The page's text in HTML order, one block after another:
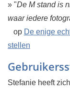
» "De M stand is
waar iedere
op De enige
stellen
Stefanie heeft